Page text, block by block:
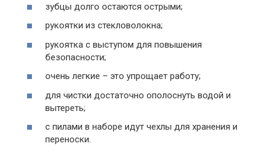
зубцы долго остаются острыми;
рукоятки из стекловолокна;
рукоятка с выступом для повышения
безопасности;
очень легкие – это упрощает работу;
для чистки достаточно ополоснуть водой и
вытереть;
с пилами в наборе идут чехлы для хранения и
переноски.